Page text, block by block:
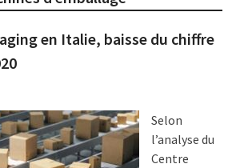
en Italie, baisse du chiffre
Selon
l’analyse du
Centre